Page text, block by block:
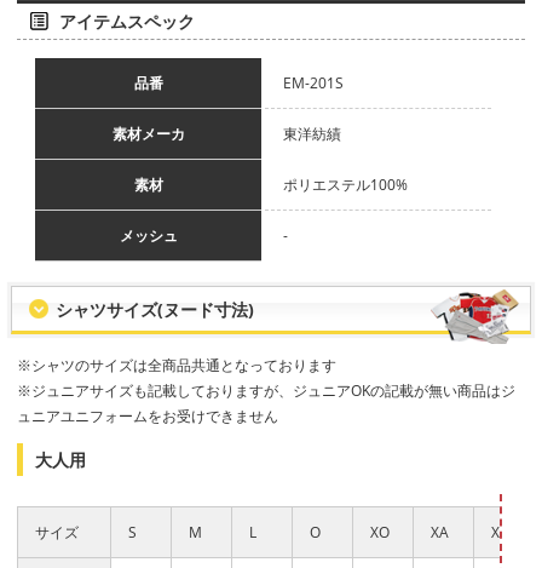
アイテムスペック
品番 EM-201S
素材メーカ 東洋紡績
素材 ポリエステル100%
メッシュ -
シャツサイズ(ヌード寸法)
※シャツのサイズは全商品共通となっております
※ジュニアサイズも記載しておりますが、ジュニアOKの記載が無い商品はジ
ュニアユニフォームをお受けできません
大人用
サイズ S M L O XO XA XXA